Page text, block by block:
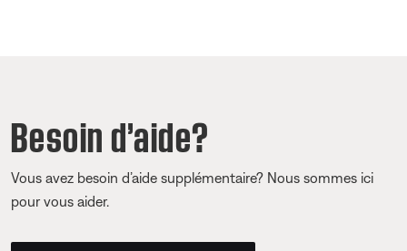
Besoin d’aide?
Vous avez besoin d’aide supplémentaire? Nous sommes ici
pour vous aider.